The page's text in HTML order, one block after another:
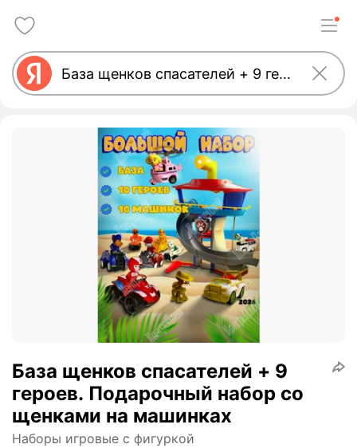
База щенков спасателей + 9
героев. Подарочный набор со
щенками на машинках
Наборы игровые с фигуркой